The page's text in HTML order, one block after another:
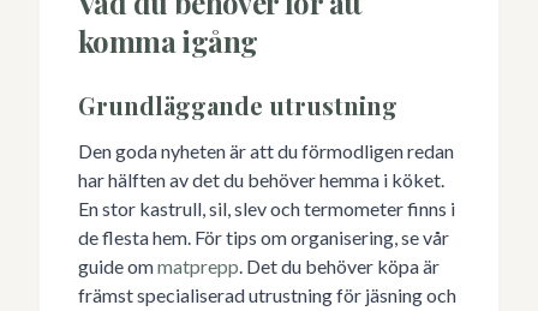
komma igång
Grundläggande utrustning
Den goda nyheten är att du förmodligen redan
har hälften av det du behöver hemma i köket.
En stor kastrull, sil, slev och termometer finns i
de flesta hem. För tips om organisering, se vår
guide ommatprepp. Det du behöver köpa är
främst specialiserad utrustning för jäsning och